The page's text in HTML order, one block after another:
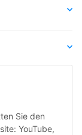
Sie den
YouTube,